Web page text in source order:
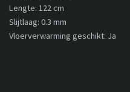
Lengte: 122 cm
Slijtlaag: 0.3 mm
Vloerverwarming geschikt: Ja